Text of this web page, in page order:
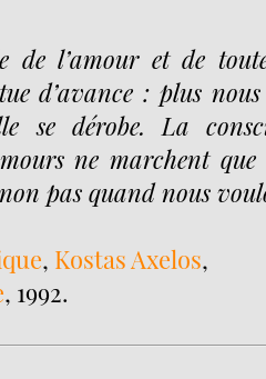
de l’amour et de
d’avance : plus
se dérobe. La
ne marchent que
pas quand nous
, Kostas Axelos,
, 1992.